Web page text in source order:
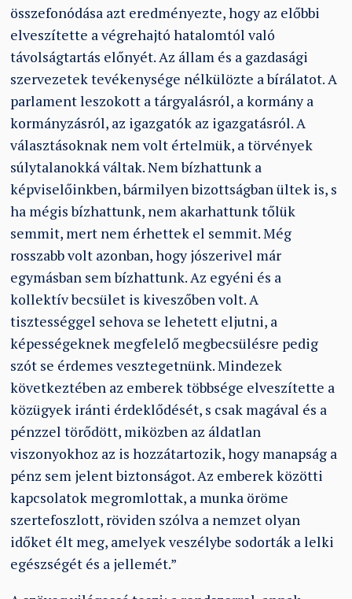
összefonódása azt eredményezte, hogy az előbbi
elveszítette a végrehajtó hatalomtól való
távolságtartás előnyét. Az állam és a gazdasági
szervezetek tevékenysége nélkülözte a bírálatot. A
parlament leszokott a tárgyalásról, a kormány a
kormányzásról, az igazgatók az igazgatásról. A
választásoknak nem volt értelmük, a törvények
súlytalanokká váltak. Nem bízhattunk a
képviselőinkben, bármilyen bizottságban ültek is, s
ha mégis bízhattunk, nem akarhattunk tőlük
semmit, mert nem érhettek el semmit. Még
rosszabb volt azonban, hogy jószerivel már
egymásban sem bízhattunk. Az egyéni és a
kollektív becsület is kiveszőben volt. A
tisztességgel sehova se lehetett eljutni, a
képességeknek megfelelő megbecsülésre pedig
szót se érdemes vesztegetnünk. Mindezek
következtében az emberek többsége elveszítette a
közügyek iránti érdeklődését, s csak magával és a
pénzzel törődött, miközben az áldatlan
viszonyokhoz az is hozzátartozik, hogy manapság a
pénz sem jelent biztonságot. Az emberek közötti
kapcsolatok megromlottak, a munka öröme
szertefoszlott, röviden szólva a nemzet olyan
időket élt meg, amelyek veszélybe sodorták a lelki
egészségét és a jellemét.”